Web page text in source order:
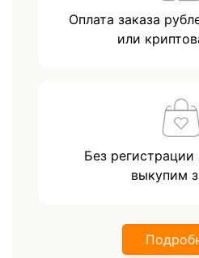
Оплата заказа
или
Без регистрации
выкупим